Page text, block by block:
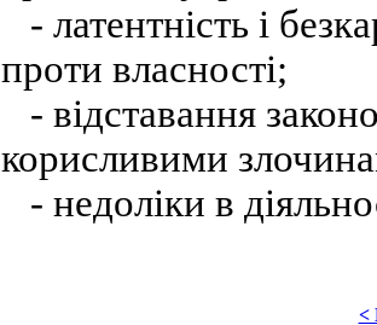
- латентність і
проти власності;
- відставання
корисливими
- недоліки в
<